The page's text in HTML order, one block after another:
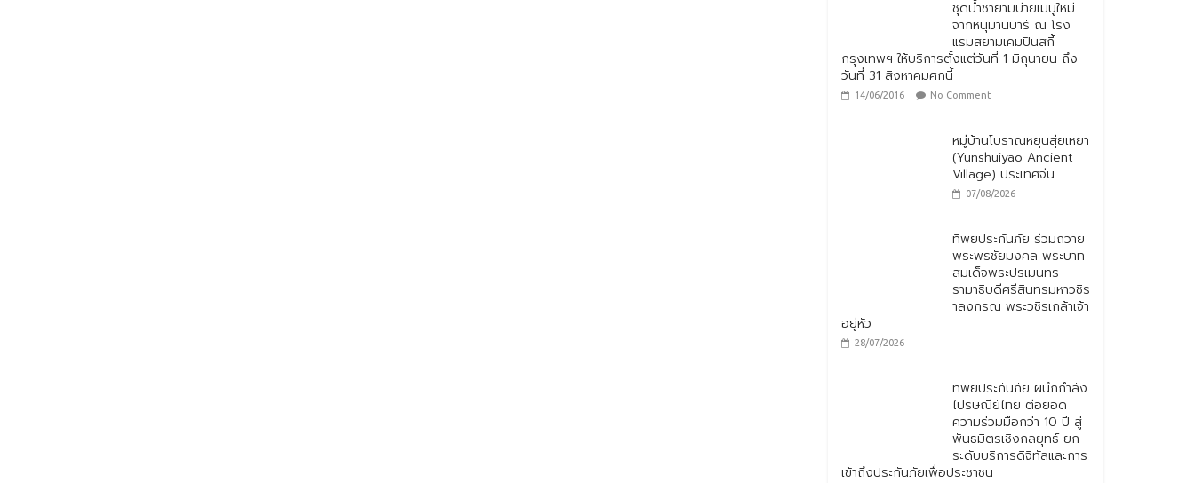
ชุดน้ำชายามบ่ายเมนูใหม่
จากหนุมานบาร์ ณ โรง
แรมสยามเคมปินสกี้
กรุงเทพฯ ให้บริการตั้งแต่วันที่ 1 มิถุนายน ถึง
วันที่ 31 สิงหาคมศกนี้
14/06/2016 No Comment
หมู่บ้านโบราณหยุนสุ่ยเหยา
(Yunshuiyao Ancient
Village) ประเทศจีน
07/08/2026
ทิพยประกันภัย ร่วมถวาย
พระพรชัยมงคล พระบาท
สมเด็จพระปรเมนทร
รามาธิบดีศรีสินทรมหาวชิร
าลงกรณ พระวชิรเกล้าเจ้า
อยู่หัว
28/07/2026
ทิพยประกันภัย ผนึกกำลัง
ไปรษณีย์ไทย ต่อยอด
ความร่วมมือกว่า 10 ปี สู่
พันธมิตรเชิงกลยุทธ์ ยก
ระดับบริการดิจิทัลและการ
เข้าถึงประกันภัยเพื่อประชาชน